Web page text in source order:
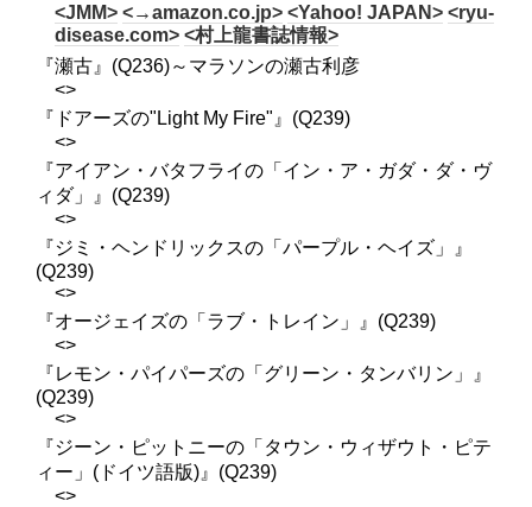
<JMM> <→amazon.co.jp> <Yahoo! JAPAN> <ryu-
disease.com> <村上龍書誌情報>
『瀬古』(Q236)～マラソンの瀬古利彦
<>
『ドアーズの"Light My Fire"』(Q239)
<>
『アイアン・バタフライの「イン・ア・ガダ・ダ・ヴ
ィダ」』(Q239)
<>
『ジミ・ヘンドリックスの「パープル・ヘイズ」』
(Q239)
<>
『オージェイズの「ラブ・トレイン」』(Q239)
<>
『レモン・パイパーズの「グリーン・タンバリン」』
(Q239)
<>
『ジーン・ピットニーの「タウン・ウィザウト・ピテ
ィー」(ドイツ語版)』(Q239)
<>